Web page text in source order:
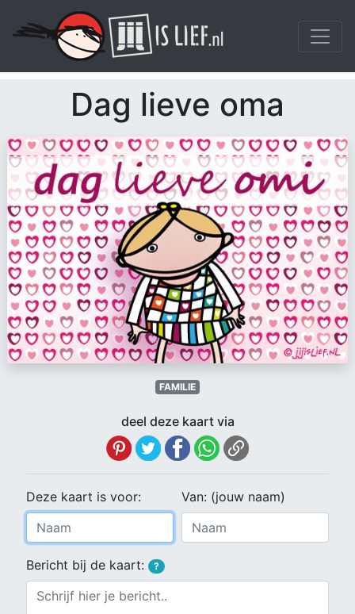
Dag lieve oma
FAMILIE
deel deze kaart via
Deze kaart is voor: Van: (jouw naam)
Bericht bij de kaart: ?